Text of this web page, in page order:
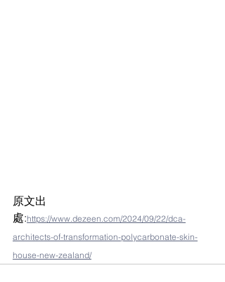
原文出
處:https://www.dezeen.com/2024/09/22/dca-
architects-of-transformation-polycarbonate-skin-
house-new-zealand/